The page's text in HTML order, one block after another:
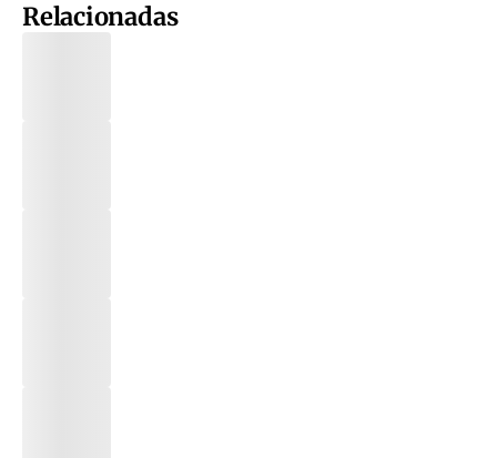
Relacionadas